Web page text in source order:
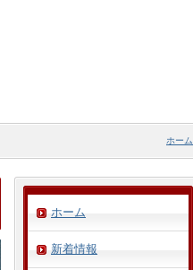
ホーム
ホーム
新着情報